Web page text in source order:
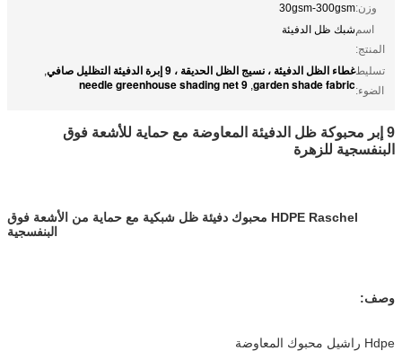
وزن:30gsm-300gsm
اسم
المنتج:
شبك ظل الدفيئة
تسليط
الضوء:
غطاء الظل الدفيئة ، نسيج الظل الحديقة ، 9 إبرة الدفيئة التظليل صافي ,
garden shade fabric
,
9 needle greenhouse shading net
9 إبر محبوكة ظل الدفيئة المعاوضة مع حماية للأشعة فوق
البنفسجية للزهرة
HDPE Raschel محبوك دفيئة ظل شبكية مع حماية من الأشعة فوق
البنفسجية
وصف:
Hdpe راشيل محبوك المعاوضة